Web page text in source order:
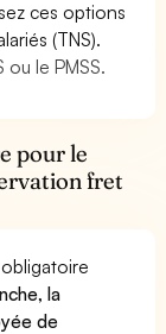
ces options
(TNS).
ou le PMSS.
pour le
fret
la
de